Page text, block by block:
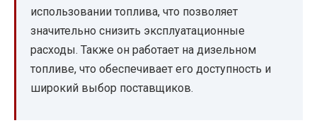
использовании топлива, что позволяет
значительно снизить эксплуатационные
расходы. Также он работает на дизельном
топливе, что обеспечивает его доступность и
широкий выбор поставщиков.